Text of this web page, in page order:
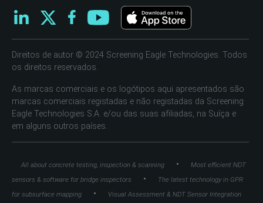
Direitos de autor © 2024 Screening Eagle Technologies. Todos
os direitos reservados.
As marcas comerciais e os logótipos aqui apresentados são
marcas comerciais registadas e não registadas da Screening
Eagle Technologies S.A. e/ou das suas afiliadas, na Suíça e
em alguns outros países.
All about concrete testing, inspection & scanning •
Most efficient NDT
sensors & software for bridge inspectors
•
The latest technology in GPR
for subsurface mapping
• Visual Assessment & NDT Sensor Integration